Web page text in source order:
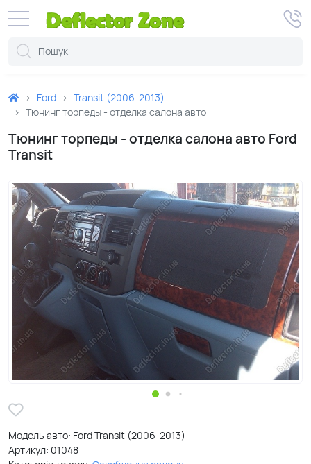
Ford
Transit (2006-2013)
Тюнинг торпеды - отделка салона авто
Тюнинг торпеды - отделка салона авто Ford
Transit
Модель авто: Ford Transit (2006-2013)
Артикул: 01048